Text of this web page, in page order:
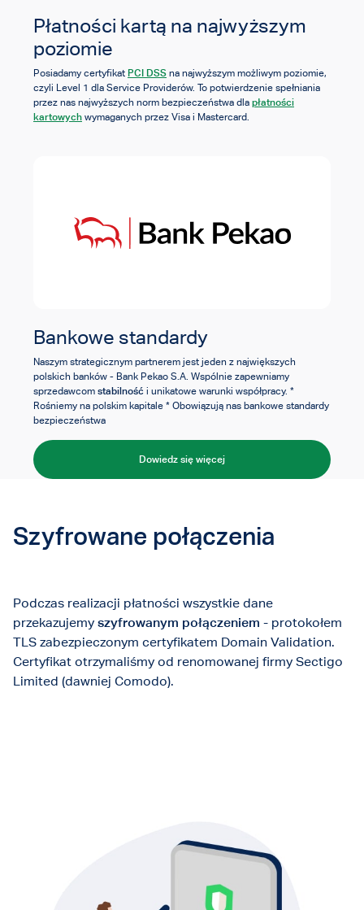
Płatności kartą na najwyższym
poziomie
Posiadamy certyfikat PCI DSS na najwyższym możliwym poziomie,
czyli Level 1 dla Service Providerów. To potwierdzenie spełniania
przez nas najwyższych norm bezpieczeństwa dla płatności
kartowych wymaganych przez Visa i Mastercard.
Bankowe standardy
Naszym strategicznym partnerem jest jeden z największych
polskich banków - Bank Pekao S.A. Wspólnie zapewniamy
sprzedawcom stabilność i unikatowe warunki współpracy. *
Rośniemy na polskim kapitale * Obowiązują nas bankowe standardy
bezpieczeństwa
Dowiedz się więcej
Szyfrowane połączenia
Podczas realizacji płatności wszystkie dane
przekazujemy szyfrowanym połączeniem - protokołem
TLS zabezpieczonym certyfikatem Domain Validation.
Certyfikat otrzymaliśmy od renomowanej firmy Sectigo
Limited (dawniej Comodo).